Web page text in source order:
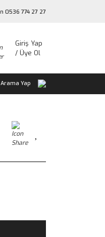
0536 774 27 27
Giriş Yap
/ Üye Ol
Arama Yap